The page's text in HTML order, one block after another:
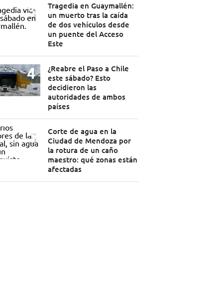
Tragedia en Guaymallén:
un muerto tras la caída
de dos vehículos desde
un puente del Acceso
Este
¿Reabre el Paso a Chile
este sábado? Esto
decidieron las
autoridades de ambos
países
Corte de agua en la
Ciudad de Mendoza por
la rotura de un caño
maestro: qué zonas están
afectadas